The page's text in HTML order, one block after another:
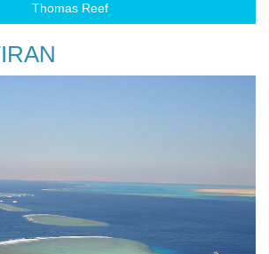
Thomas Reef